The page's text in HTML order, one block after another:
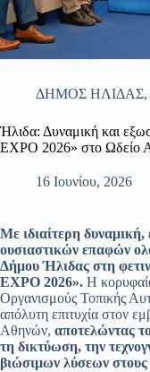
ΔΗΜΟΣ ΗΛΙΔΑΣ,
Ήλιδα: Δυναμική και
EXPO 2026» στο Ωδείο
16 Ιουνίου, 2026
Με ιδιαίτερη
ουσιαστικών επαφών
Δήμου Ήλιδας στη
EXPO 2026». Η
Οργανισμούς Τοπικής
απόλυτη επιτυχία στον
Αθηνών, αποτελώντας
τη δικτύωση, την
βιώσιμων λύσεων